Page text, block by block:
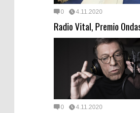
0 4.11.2020
Radio Vital, Premio
0 4.11.2020